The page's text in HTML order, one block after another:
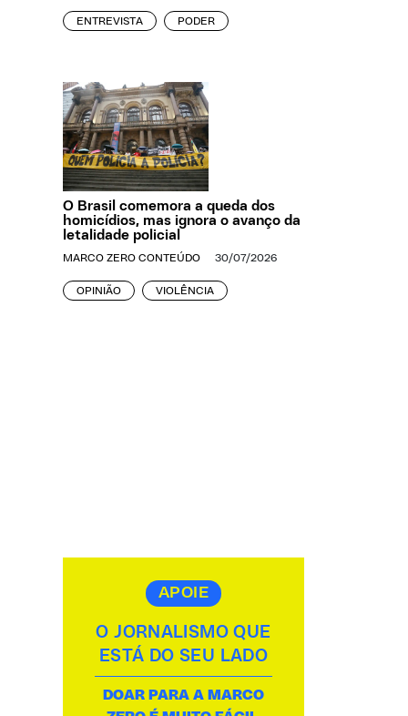
ENTREVISTA PODER
O Brasil comemora a queda dos
homicídios, mas ignora o avanço da
letalidade policial
MARCO ZERO CONTEÚDO 30/07/2026
OPINIÃO VIOLÊNCIA
APOIE
O JORNALISMO QUE
ESTÁ DO SEU LADO
DOAR PARA A MARCO